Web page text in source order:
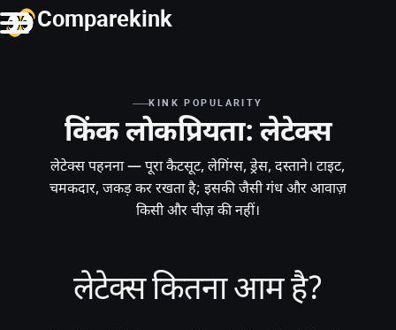
Comparekink
KINK POPULARITY
किंक लोकप्रियता: लेटेक्स
लेटेक्स पहनना — पूरा कैटसूट, लेगिंग्स, ड्रेस, दस्ताने। टाइट,
चमकदार, जकड़ कर रखता है; इसकी जैसी गंध और आवाज़
किसी और चीज़ की नहीं।
लेटेक्स कितना आम है?